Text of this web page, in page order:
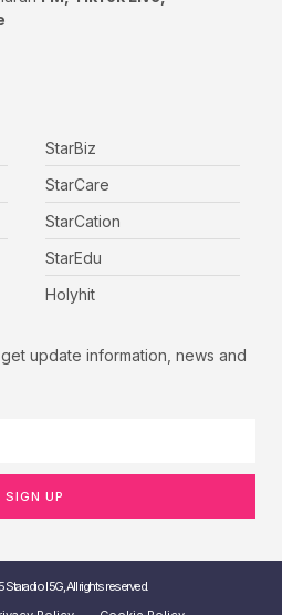
StarBiz
StarCare
StarCation
StarEdu
Holyhit
update information, news and
SIGN UP
I 5G, All rights reserved.